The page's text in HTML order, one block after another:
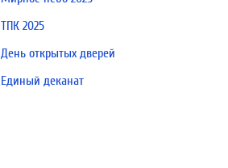
ТПК 2025
День открытых дверей
Единый деканат